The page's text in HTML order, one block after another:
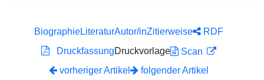
BiographieLiteraturAutor/inZitierweise
RDF
DruckfassungDruckvorlage
Scan
vorheriger Artikel
folgender Artikel